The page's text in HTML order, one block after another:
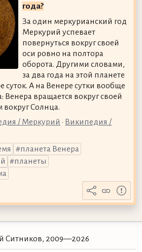
года?
За один меркурианский год
Меркурий успевает
повернуться вокруг своей
оси ровно на полтора
оборота. Другими словами,
за два года на этой планете
суток. А на Венере сутки вообще
Венера вращается вокруг своей
Солнца.
/ Меркурий • Википедия /
планета Венера
планеты
Ситников, 2009—2026